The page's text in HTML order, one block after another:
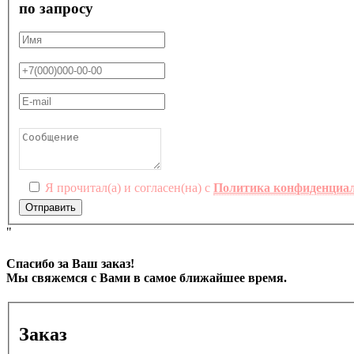
по запросу
Я прочитал(а) и согласен(на) с Политика
Отправить
"
Спасибо за Ваш заказ!
Мы свяжемся с Вами в самое ближайшее время.
Заказ